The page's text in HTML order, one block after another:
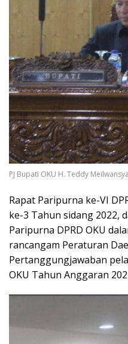
PJ Bupati OKU H. Teddy
Rapat Paripurna ke-VI
ke-3 Tahun sidang 2022,
Paripurna DPRD OKU
rancangam Peraturan
Pertanggungjawaban
OKU Tahun Anggaran